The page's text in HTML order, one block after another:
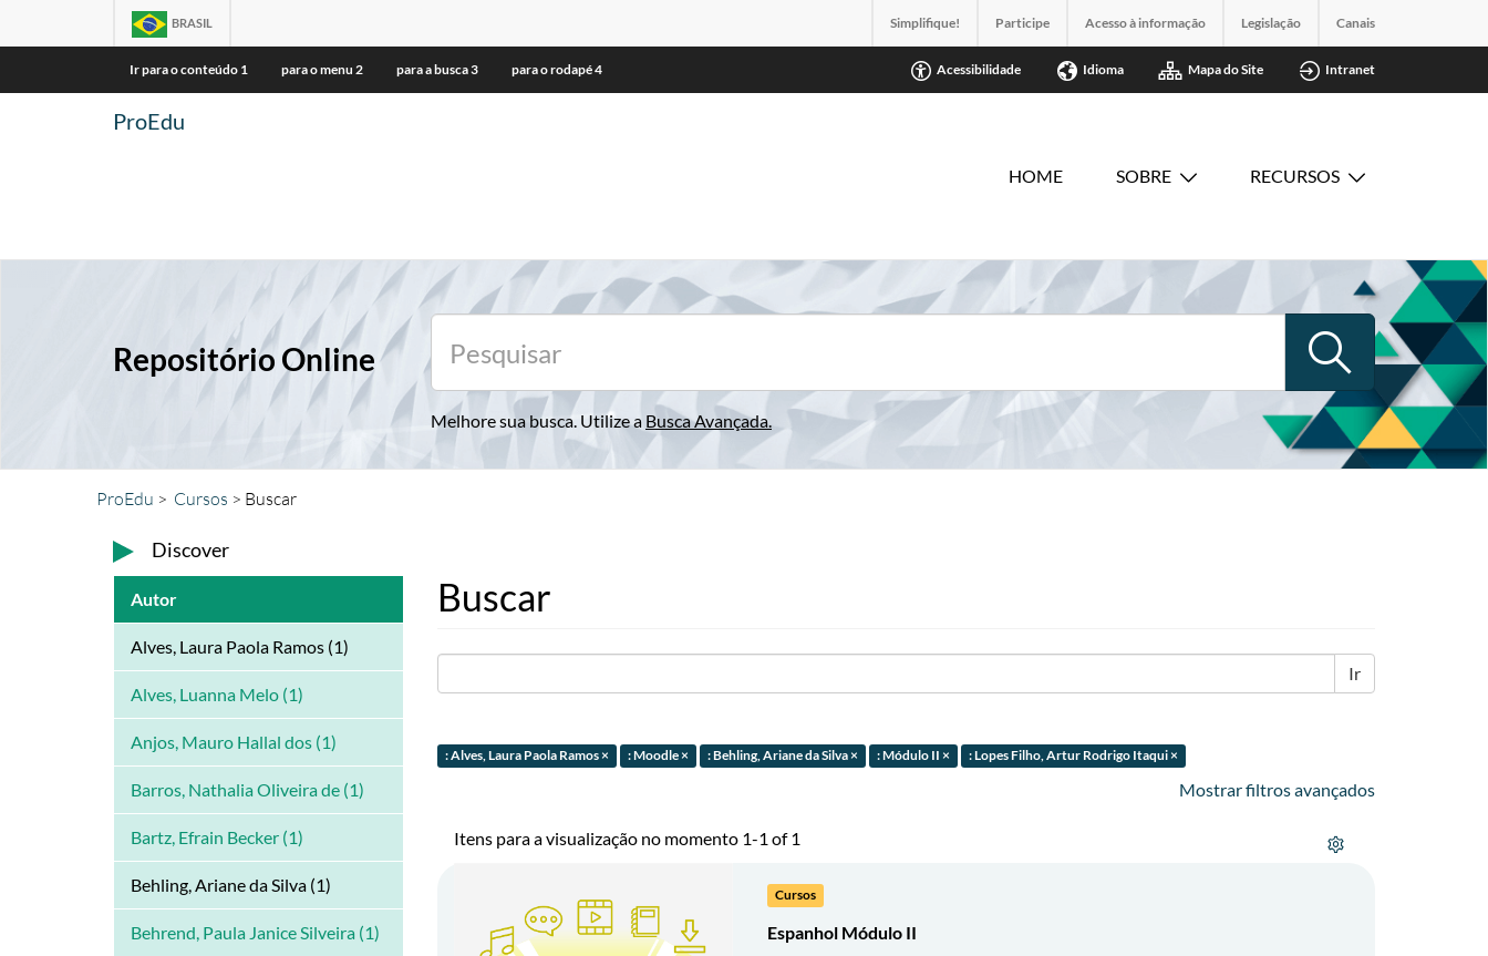
BRASIL Simplifique! Participe Acesso à informação Legislação Canais
Ir para o conteúdo 1 para o menu 2 para a busca3 para o rodapé4 Acessibilidade Idioma Mapa do Site Intranet
ProEdu
HOME SOBRE RECURSOS
Repositório Online
Melhore sua busca. Utilize a Busca Avançada.
ProEdu Cursos Buscar
Discover
Autor
Alves, Laura Paola Ramos (1)
Alves, Luanna Melo (1)
Anjos, Mauro Hallal dos (1)
Barros, Nathalia Oliveira de (1)
Bartz, Efrain Becker (1)
Behling, Ariane da Silva (1)
Behrend, Paula Janice Silveira (1)
Buscar
Ir
: Alves, Laura Paola Ramos × : Moodle × : Behling, Ariane da Silva × : Módulo II × : Lopes Filho, Artur Rodrigo Itaqui ×
Mostrar filtros avançados
Itens para a visualização no momento 1-1 of 1
Cursos
Espanhol Módulo II